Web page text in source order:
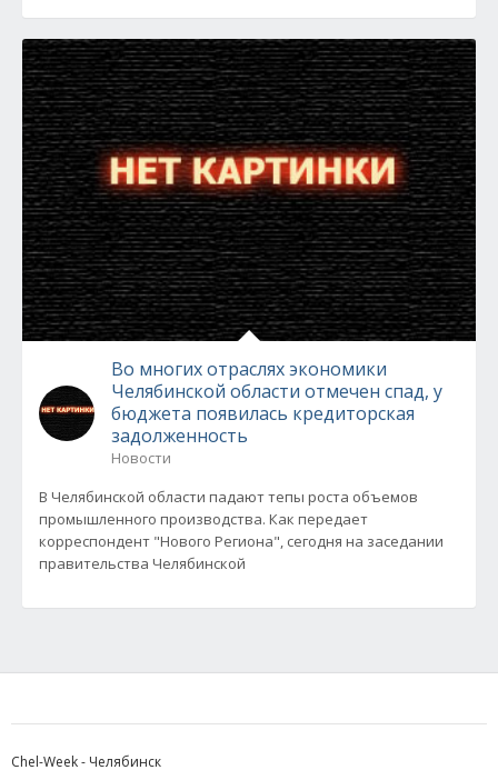
Во многих отраслях экономики
Челябинской области отмечен спад, у
бюджета появилась кредиторская
задолженность
Новости
В Челябинской области падают тепы роста объемов
промышленного производства. Как передает
корреспондент "Нового Региона", сегодня на заседании
правительства Челябинской
Chel-Week - Челябинск